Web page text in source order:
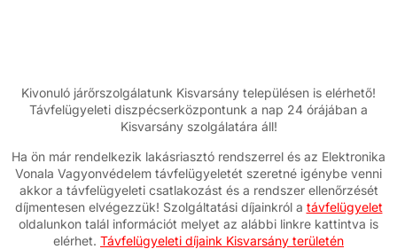
Kivonuló járőrszolgálatunk Kisvarsány településen is elérhető!
Távfelügyeleti diszpécserközpontunk a nap 24 órájában a
Kisvarsány szolgálatára áll!
Ha ön már rendelkezik lakásriasztó rendszerrel és az Elektronika
Vonala Vagyonvédelem távfelügyeletét szeretné igénybe venni
akkor a távfelügyeleti csatlakozást és a rendszer ellenőrzését
díjmentesen elvégezzük! Szolgáltatási díjainkról a távfelügyelet
oldalunkon talál információt melyet az alábbi linkre kattintva is
elérhet. Távfelügyeleti díjaink Kisvarsány területén